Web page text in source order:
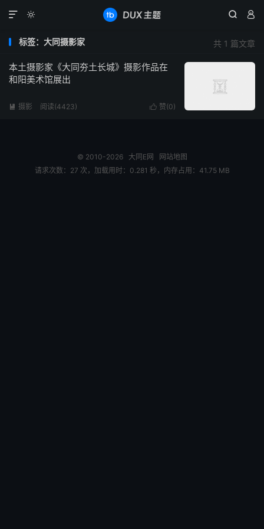
  

共 1 篇文章
标签：大同摄影家
本土摄影家《大同夯土长城》摄影作品在
和阳美术馆展出
 赞(0)
 摄影 阅读(4423)
© 2010-2026 大同E网
网站地图
请求次数：27 次，加载用时：0.281 秒，内存占用：41.75 MB